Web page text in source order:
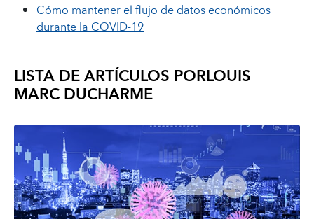
Cómo mantener el flujo de datos económicos
durante la COVID-19
LISTA DE ARTÍCULOS PORLOUIS
MARC DUCHARME